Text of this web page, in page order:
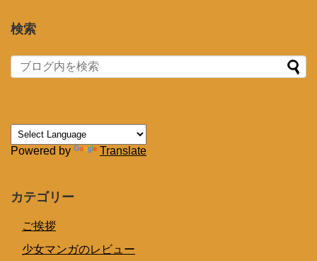
検索
Powered by Translate
カテゴリー
ご挨拶
少女マンガのレビュー